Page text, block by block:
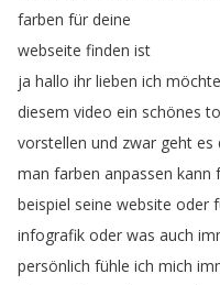
farben für deine
webseite finden ist
ja hallo ihr lieben ich möchte
diesem video ein schönes
vorstellen und zwar geht es
man farben anpassen kann
beispiel seine website oder
infografik oder was auch
persönlich fühle ich mich